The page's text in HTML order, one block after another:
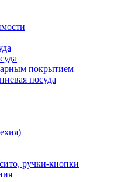
покрытием
посуда
ручки-кнопки